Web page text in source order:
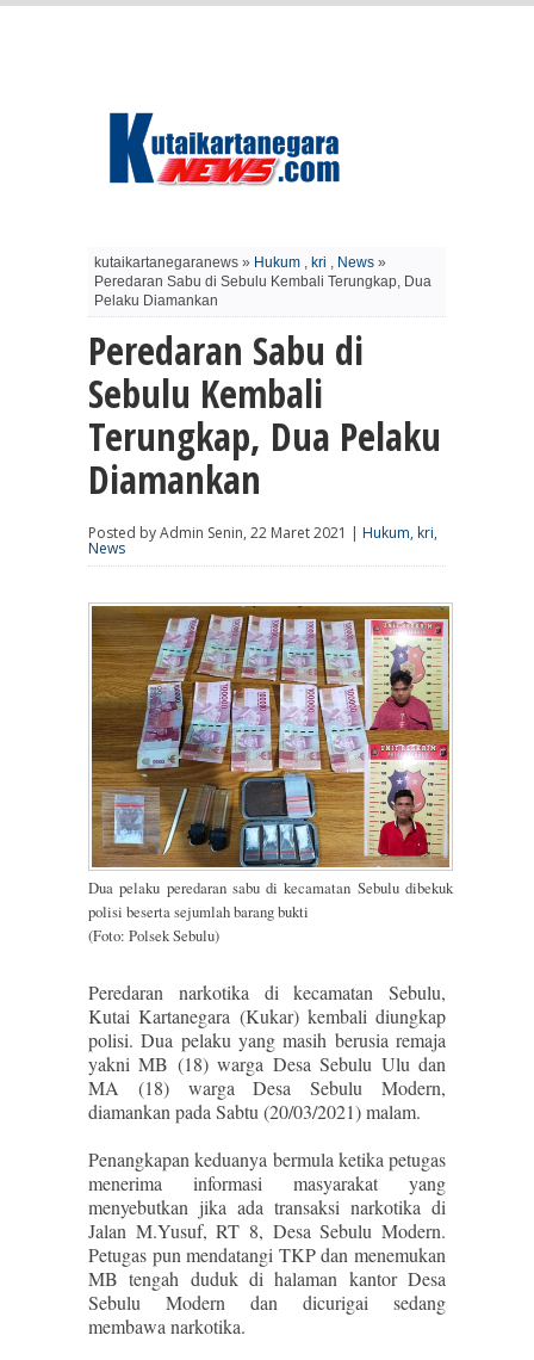
kutaikartanegaranews » Hukum , kri , News »
Peredaran Sabu di Sebulu Kembali Terungkap, Dua
Pelaku Diamankan
Peredaran Sabu di
Sebulu Kembali
Terungkap, Dua Pelaku
Diamankan
Posted by Admin Senin, 22 Maret 2021 | Hukum, kri,
News
Dua pelaku peredaran sabu di kecamatan Sebulu dibekuk
polisi beserta sejumlah barang bukti
(Foto: Polsek Sebulu)
Peredaran narkotika di kecamatan Sebulu,
Kutai Kartanegara (Kukar) kembali diungkap
polisi. Dua pelaku yang masih berusia remaja
yakni MB (18) warga Desa Sebulu Ulu dan
MA (18) warga Desa Sebulu Modern,
diamankan pada Sabtu (20/03/2021) malam.
Penangkapan keduanya bermula ketika petugas
menerima informasi masyarakat yang
menyebutkan jika ada transaksi narkotika di
Jalan M.Yusuf, RT 8, Desa Sebulu Modern.
Petugas pun mendatangi TKP dan menemukan
MB tengah duduk di halaman kantor Desa
Sebulu Modern dan dicurigai sedang
membawa narkotika.